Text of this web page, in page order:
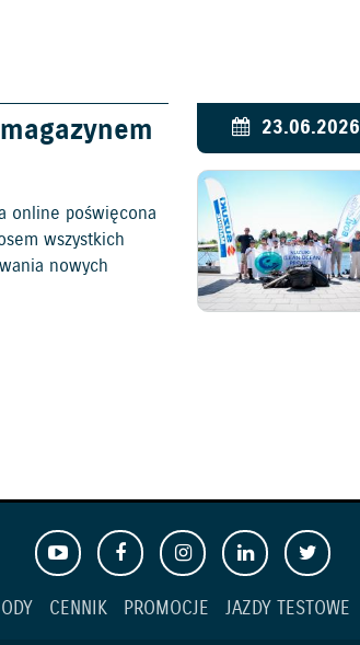
online poświęcona
wszystkich
nowych
23.06.2026
CENNIK PROMOCJE JAZDY TESTOWE